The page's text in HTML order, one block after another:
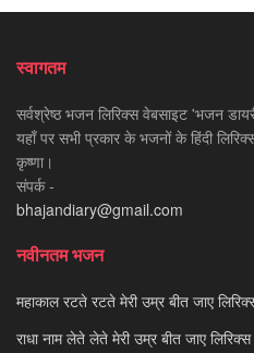
स्वागतम
सर्वश्रेष्ठ भजन लिरिक्स वेबसाइट 'भजन
यहाँ पर सभी प्रकार के भजनों के हिंदी
कृष्णा।
संपर्क -
bhajandiary@gmail.com
नवीनतम भजन
महाकाल रटते रटते मेरी उम्र बीत जाए
राधा नाम लेते लेते मेरी उम्र बीत जाए लिरिक्स